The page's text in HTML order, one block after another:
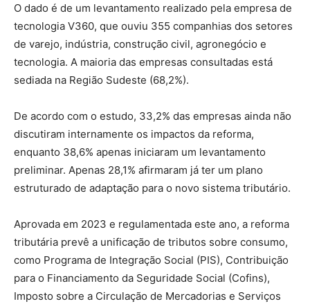
O dado é de um levantamento realizado pela empresa de
tecnologia V360, que ouviu 355 companhias dos setores
de varejo, indústria, construção civil, agronegócio e
tecnologia. A maioria das empresas consultadas está
sediada na Região Sudeste (68,2%).
De acordo com o estudo, 33,2% das empresas ainda não
discutiram internamente os impactos da reforma,
enquanto 38,6% apenas iniciaram um levantamento
preliminar. Apenas 28,1% afirmaram já ter um plano
estruturado de adaptação para o novo sistema tributário.
Aprovada em 2023 e regulamentada este ano, a reforma
tributária prevê a unificação de tributos sobre consumo,
como Programa de Integração Social (PIS), Contribuição
para o Financiamento da Seguridade Social (Cofins),
Imposto sobre a Circulação de Mercadorias e Serviços